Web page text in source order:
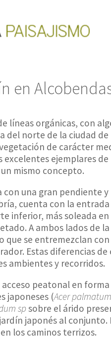
en
líneas orgánicas, con
del norte de la ciudad
de carácter
excelentes ejemplares
mismo concepto.
con una gran pendiente
cuenta con la
inferior, más soleada
A ambos lados de
que se entremezclan
Estas diferencias
ambientes y recorridos.
peatonal en
japoneses (Acer palmatum
spsobre el árido
japonés al
los caminos terrizos.